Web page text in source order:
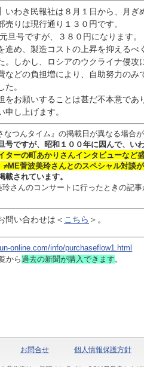
いわき民報社は８月１日から、月ぎ
りは現行通り１３０円です。
旦号ですが、３８０円になります。
め、製造コストの上昇を抑えるべ
。しかし、ロシアのウクライナ侵
などの負担増により、自助努力の
。
お願いすることは甚だ不本意であ
し上げます。
つんタイム』の掲載日が異なる場合
号ですが、昭和１００年に因んで、い
ターの町あかりさんインタビューなど
≠ME菅波美玲さんとのスペシャル対談
載されています。
さんのコンサートに行ったときの記
問い合わせは ＜ こちら ＞。
online.com/info/purchaseflow1.html
から過去の新聞が購入できます。
お問合せ 個人情報保護方針